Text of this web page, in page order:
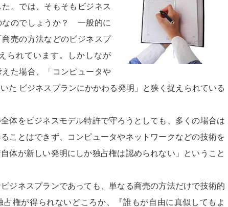
。では、そもそもビジネス
なのでしょうか？ 一般的に
商売の方法などのビジネスプ
られています。しかしなが
た場合、「コンピュータや
た ビジネスプランにかかわる発明」と狭く捉えられている
体をビジネスモデル特許で守ろうとしても、多くの場合は
ことはできず、コンピュータやネットワークなどの技術を
体が新しい発明にしか独占権は認められない」ということ
ジネスプランであっても、単なる商売の方法だけで技術的
権が得られないどころか、『誰もが自由に真似してもよ